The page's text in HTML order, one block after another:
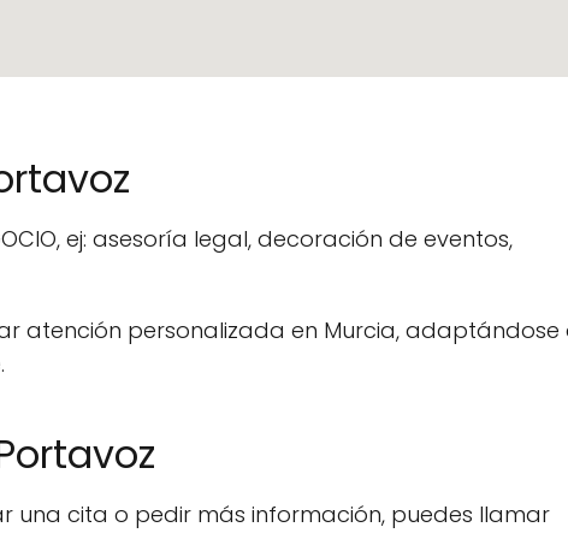
ej: asesoría legal, decoración de eventos,
atención personalizada en Murcia, adaptándose
una cita o pedir más información, puedes llamar